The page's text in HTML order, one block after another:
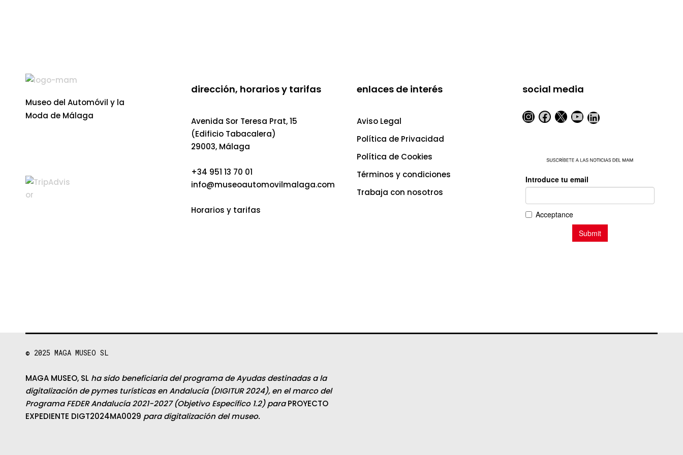
Museo del Automóvil y la
Moda de Málaga
dirección, horarios y tarifas
Avenida Sor Teresa Prat, 15
(Edificio Tabacalera)
29003, Málaga
+34 951 13 70 01
info@museoautomovilmalaga.com
Horarios y tarifas
enlaces de interés
Aviso Legal
Política de Privacidad
Política de Cookies
Términos y condiciones
Trabaja con nosotros
social media
Instagram
Facebook
X YouTube
LinkedIn
© 2025 MAGA MUSEO SL
MAGA MUSEO, SL ha sido beneficiaria del programa de Ayudas destinadas a la
digitalización de pymes turísticas en Andalucía (DIGITUR 2024), en el marco del
Programa FEDER Andalucía 2021-2027 (Objetivo Específico 1.2) paraPROYECTO
EXPEDIENTE DIGT2024MA0029 para digitalización del museo.